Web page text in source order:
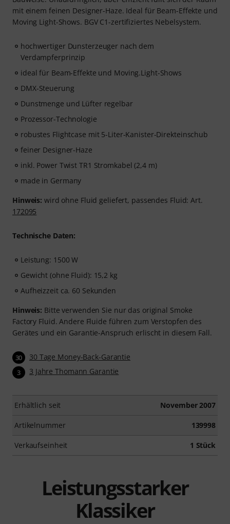
mit einem feinen Designer-Haze. Ideal für Beam-Effekte und
Moving Light-Shows. BGV C1-zertifiziertes Nebelsystem.
hochwertiger Dunsterzeuger nach dem
Verdampferprinzip
ideal für Beam-Effekte und Moving.Light-Shows
DMX-Steuerung
Dunstmenge und Lüfter regelbar
Prozessor-Technologie
robustes Flightcase mit 5-Liter-Kanister-Direkteinschub
feiner Designer-Haze
inkl. Power Twist TR1 Stromkabel (2,4 m)
made in Germany
Hinweis: wird ohne Fluid geliefert, passendes Fluid: Art.
172095
Technische Daten:
Leistung: 1500 W
Gewicht (ohne Fluid): 15,2 kg
Aufheizzeit ca. 60 Sekunden
Hinweis: Bitte verwenden Sie nur das original Smoke
Factory Fluid. Andere Fluide führen zum Verstopfen des
Gerätes und ein Garantie-Anspruch erlischt in diesem Fall.
30 30 Tage Money-Back-Garantie
3 3 Jahre Thomann Garantie
Erhältlich seit November 2007
Artikelnummer 139998
Verkaufseinheit 1 Stück
Leistungsstarker
Klassiker